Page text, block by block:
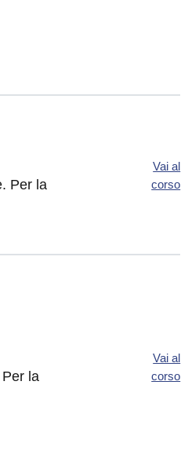
Per la
Vai al
corso
la
Vai al
corso